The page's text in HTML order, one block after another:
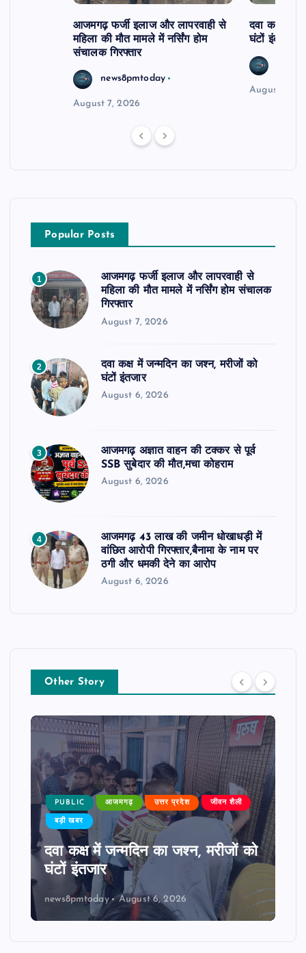
आजमगढ़ फर्जी इलाज और लापरवाही से
महिला की मौत मामले में नर्सिंग होम
संचालक गिरफ्तार
news8pmtoday
August 7, 2026
दवा कक्ष में
घंटों इंतजार
August 6,
Popular Posts
1
आजमगढ़ फर्जी इलाज और लापरवाही से
महिला की मौत मामले में नर्सिंग होम संचालक
गिरफ्तार
August 7, 2026
2
दवा कक्ष में जन्मदिन का जश्न, मरीजों को
घंटों इंतजार
August 6, 2026
3
आजमगढ़ अज्ञात वाहन की टक्कर से पूर्व
SSB सुबेदार की मौत,मचा कोहराम
August 6, 2026
4
आजमगढ़ 43 लाख की जमीन धोखाधड़ी में
वांछित आरोपी गिरफ्तार,बैनामा के नाम पर
ठगी और धमकी देने का आरोप
August 6, 2026
Other Story
PUBLIC आजमगढ़ उत्तर प्रदेश जीवन शैली
बड़ी खबर
दवा कक्ष में जन्मदिन का जश्न, मरीजों को
घंटों इंतजार
news8pmtoday August 6, 2026